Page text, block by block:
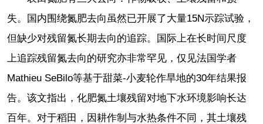
失。国内围绕氮肥去向虽然已开展了大量15N示踪试验，
但缺少对残留氮长期去向的追踪。国际上在长时间尺度
上追踪残留氮去向的研究亦非常罕见，仅见法国学者
Mathieu SeBilo等基于甜菜-小麦轮作旱地的30年结果报
告。该文指出，化肥氮土壤残留对地下水环境影响长达
百年。对于稻田，因耕作制与水热条件不同，其土壤残